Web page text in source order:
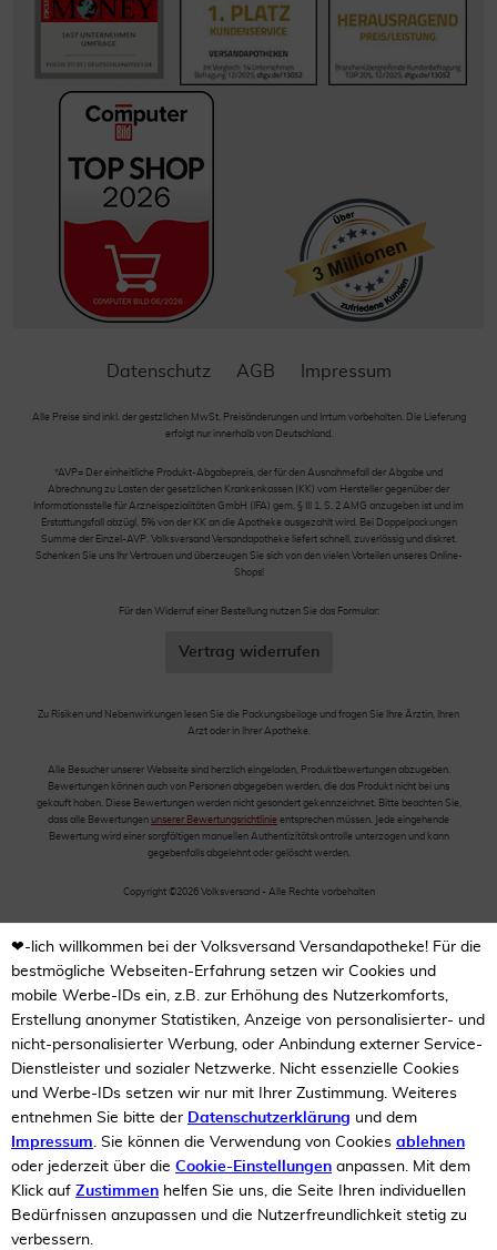
Datenschutz AGB Impressum
Alle Preise sind inkl. der gestzlichen MwSt. Preisänderungen und Irrtum vorbehalten. Die Lieferung
erfolgt nur innerhalb von Deutschland.
*AVP= Der einheitliche Produkt-Abgabepreis, der für den Ausnahmefall der Abgabe und
Abrechnung zu Lasten der gesetzlichen Krankenkassen (KK) vom Hersteller gegenüber der
Informationsstelle für Arzneispezialitäten GmbH (IFA) gem. § III 1, S. 2 AMG anzugeben ist und im
Erstattungsfall abzügl. 5% von der KK an die Apotheke ausgezahlt wird. Bei Doppelpackungen
Summe der Einzel-AVP. Volksversand Versandapotheke liefert schnell, zuverlässig und diskret.
Schenken Sie uns Ihr Vertrauen und überzeugen Sie sich von den vielen Vorteilen unseres Online-
Shops!
Für den Widerruf einer Bestellung nutzen Sie das Formular:
Vertrag widerrufen
Zu Risiken und Nebenwirkungen lesen Sie die Packungsbeilage und fragen Sie Ihre Ärztin, Ihren
Arzt oder in Ihrer Apotheke.
Alle Besucher unserer Webseite sind herzlich eingeladen, Produktbewertungen abzugeben.
Bewertungen können auch von Personen abgegeben werden, die das Produkt nicht bei uns
gekauft haben. Diese Bewertungen werden nicht gesondert gekennzeichnet. Bitte beachten Sie,
dass alle Bewertungen unserer Bewertungsrichtlinie entsprechen müssen. Jede eingehende
Bewertung wird einer sorgfältigen manuellen Authentizitätskontrolle unterzogen und kann
gegebenfalls abgelehnt oder gelöscht werden.
Copyright ©2026 Volksversand - Alle Rechte vorbehalten
❤-lich willkommen bei der Volksversand Versandapotheke! Für die
bestmögliche Webseiten-Erfahrung setzen wir Cookies und
mobile Werbe-IDs ein, z.B. zur Erhöhung des Nutzerkomforts,
Erstellung anonymer Statistiken, Anzeige von personalisierter- und
nicht-personalisierter Werbung, oder Anbindung externer Service-
Dienstleister und sozialer Netzwerke. Nicht essenzielle Cookies
und Werbe-IDs setzen wir nur mit Ihrer Zustimmung. Weiteres
entnehmen Sie bitte der Datenschutzerklärung und dem
Impressum. Sie können die Verwendung von Cookies ablehnen
oder jederzeit über die Cookie-Einstellungen anpassen. Mit dem
Klick auf Zustimmen helfen Sie uns, die Seite Ihren individuellen
Bedürfnissen anzupassen und die Nutzerfreundlichkeit stetig zu
verbessern.